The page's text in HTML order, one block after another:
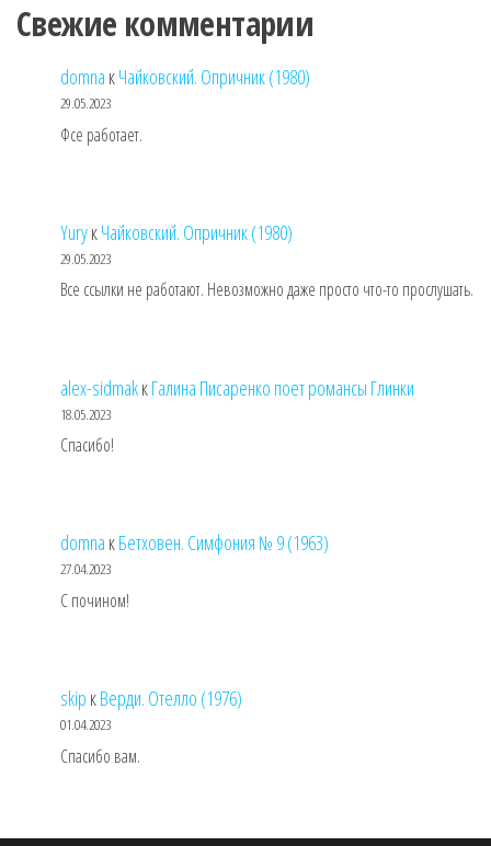
Свежие комментарии
domna кЧайковский. Опричник (1980)
29.05.2023
Фсе работает.
YuryкЧайковский. Опричник (1980)
29.05.2023
Все ссылки не работают. Невозможно даже просто что-то прослушать.
alex-sidmakкГалина Писаренко поет романсы Глинки
18.05.2023
Спасибо!
domna кБетховен. Симфония № 9 (1963)
27.04.2023
С почином!
skip кВерди. Отелло (1976)
01.04.2023
Спасибо вам.